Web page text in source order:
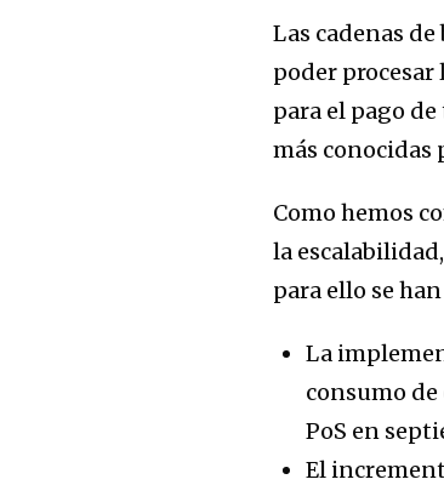
Las cadenas
poder
para el pago
más
Como hemos
la
para ello se
La
consumo
PoS en
El